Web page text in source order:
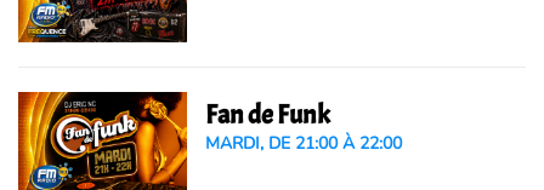
Fan de Funk
MARDI, DE 21:00 À 22:00